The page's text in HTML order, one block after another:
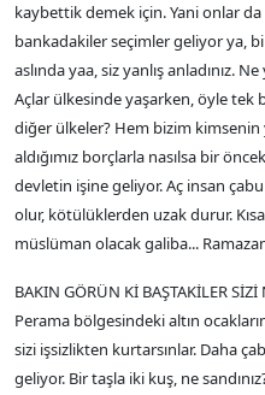
kaybettik demek için. Yani onlar
bankadakiler seçimler geliyor ya,
aslında yaa, siz yanlış anladınız.
Açlar ülkesinde yaşarken, öyle tek
diğer ülkeler? Hem bizim kimsenin
aldığımız borçlarla nasılsa bir
devletin işine geliyor. Aç insan
olur, kötülüklerden uzak durur.
müslüman olacak galiba...
BAKIN GÖRÜN Kİ BAŞTAKİLER
Perama bölgesindeki altın
sizi işsizlikten kurtarsınlar. Daha
geliyor. Bir taşla iki kuş, ne